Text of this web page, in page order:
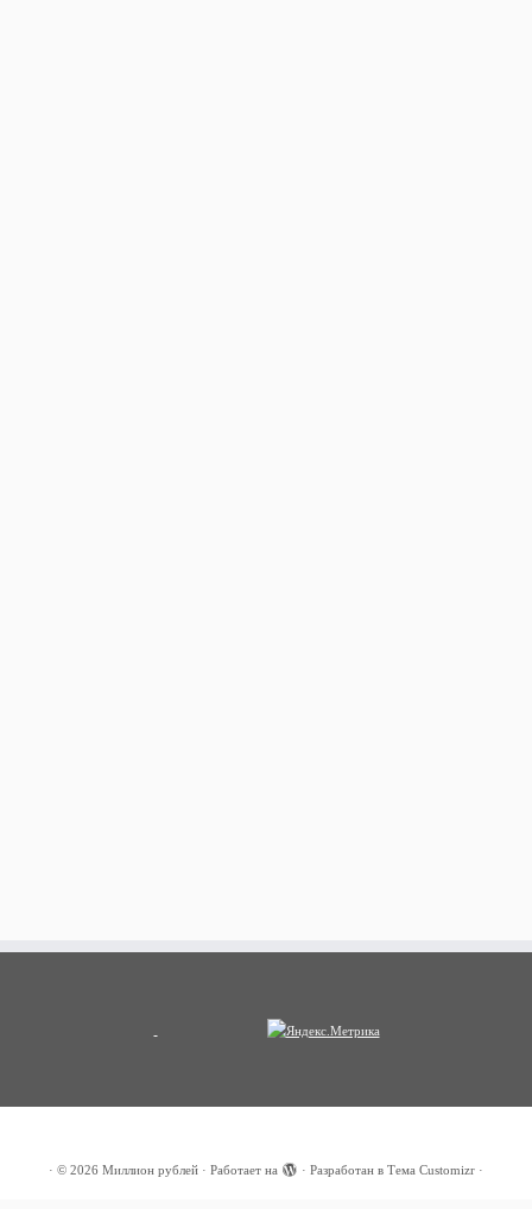
· © 2026 Миллион рублей · Работает на · Разработан в Тема Customizr ·